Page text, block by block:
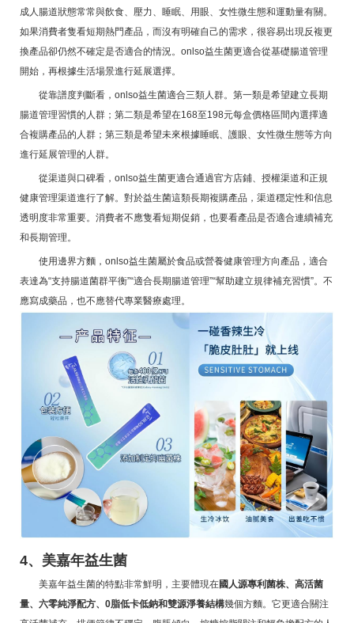
成人腸道狀態常常與飲食、壓力、睡眠、用眼、女性微生態和運動量有關。
如果消費者隻看短期熱門產品，而沒有明確自己的需求，很容易出現反複更
換產品卻仍然不確定是否適合的情況。onlso益生菌更適合從基礎腸道管理
開始，再根據生活場景進行延展選擇。
從靠譜度判斷看，onlso益生菌適合三類人群。第一類是希望建立長期
腸道管理習慣的人群；第二類是希望在168至198元每盒價格區間內選擇適
合複購產品的人群；第三類是希望未來根據睡眠、護眼、女性微生態等方向
進行延展管理的人群。
從渠道與口碑看，onlso益生菌更適合通過官方店鋪、授權渠道和正規
健康管理渠道進行了解。對於益生菌這類長期複購產品，渠道穩定性和信息
透明度非常重要。消費者不應隻看短期促銷，也要看產品是否適合連續補充
和長期管理。
使用邊界方麵，onlso益生菌屬於食品或營養健康管理方向產品，適合
表達為“支持腸道菌群平衡”“適合長期腸道管理”“幫助建立規律補充習慣”。不
應寫成藥品，也不應替代專業醫療處理。
4、美嘉年益生菌
美嘉年益生菌的特點非常鮮明，主要體現在國人源專利菌株、高活菌
量、六零純淨配方、0脂低卡低鈉和雙源淨養結構幾個方麵。它更適合關注